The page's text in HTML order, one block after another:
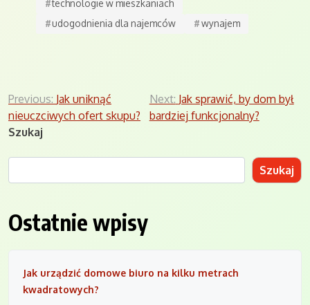
#technologie w mieszkaniach
#udogodnienia dla najemców #wynajem
Nawigacja
wpisu
Previous: Jak uniknąć
nieuczciwych ofert skupu?
Next: Jak sprawić, by dom był
bardziej funkcjonalny?
Szukaj
Szukaj
Ostatnie wpisy
Jak urządzić domowe biuro na kilku metrach
kwadratowych?